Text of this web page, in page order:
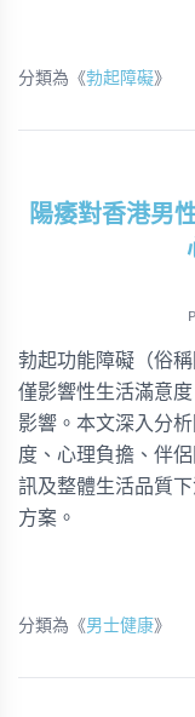
分類為《勃起障礙》
陽痿對香港男
勃起功能障礙（俗
僅影響性生活滿意
影響。本文深入分
度、心理負擔、伴
訊及整體生活品質
方案。
分類為《男士健康》